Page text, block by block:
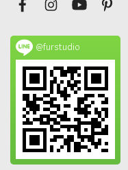
@furstudio